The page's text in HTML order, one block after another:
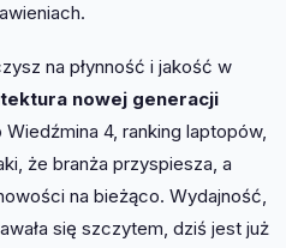
na płynność i jakość w
nowej generacji
4, ranking laptopów,
że branża przyspiesza, a
na bieżąco. Wydajność,
się szczytem, dziś jest już